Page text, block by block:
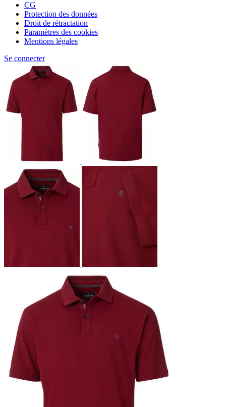
CG
Protection des données
Droit de rétractation
Paramètres des cookies
Mentions légales
Se connecter